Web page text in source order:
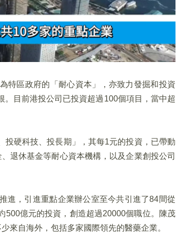
特區政府的「耐心資本」，亦致力發掘和投資
目前港投公司已投資超過100個項目，當中超
硬科技、投長期」，其每1元的投資，已帶動
退休基金等耐心資本機構，以及企業創投公司
進，引進重點企業辦公室至今共引進了84間從
500億元的投資，創造超過20000個職位。陳茂
來自海外，包括多家國際領先的醫藥企業。